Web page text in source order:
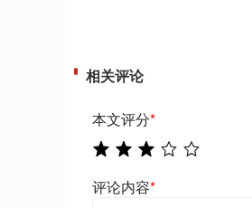
相关评论
本文评分*
评论内容*